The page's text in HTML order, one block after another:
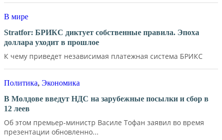
В мире
Stratfor: БРИКС диктует собственные правила. Эпоха
доллара уходит в прошлое
К чему приведет независимая платежная система БРИКС
Политика, Экономика
В Молдове введут НДС на зарубежные посылки и сбор в
12 леев
Об этом премьер-министр Василе Тофан заявил во время
презентации обновленно...